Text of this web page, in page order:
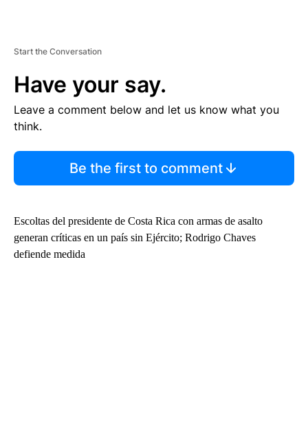
Start the Conversation
Have your say.
Leave a comment below and let us know what you
think.
Be the first to comment
Escoltas del presidente de Costa Rica con armas de asalto
generan críticas en un país sin Ejército; Rodrigo Chaves
defiende medida